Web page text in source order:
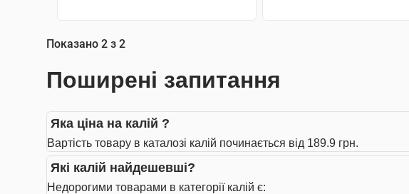
Показано 2 з 2
Поширені запитання
Яка ціна на калій ?
Вартість товару в каталозі калій починається від 189.9 грн.
Які калій найдешевші?
Недорогими товарами в категорії калій є: